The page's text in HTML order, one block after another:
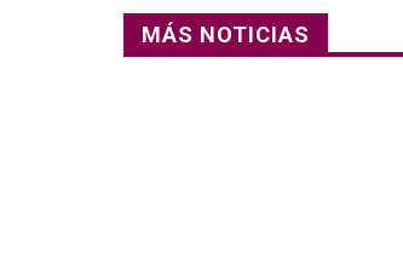
MÁS NOTICIAS